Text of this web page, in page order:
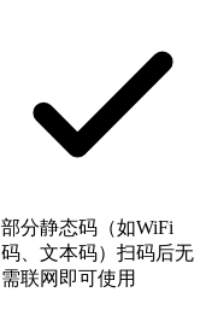
部分静态码（如WiFi
码、文本码）扫码后无
需联网即可使用